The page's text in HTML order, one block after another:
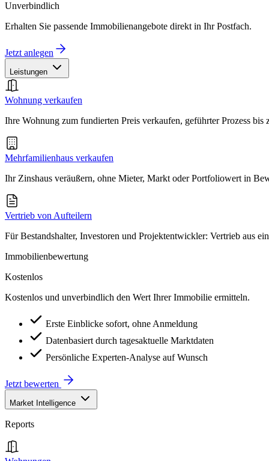
Unverbindlich
Erhalten Sie passende Immobilienangebote direkt in Ihr Postfach.
Jetzt anlegen
Leistungen
Wohnung verkaufen
Ihre Wohnung zum fundierten Preis verkaufen, geführter Prozess bis
Mehrfamilienhaus verkaufen
Ihr Zinshaus veräußern, ohne Mieter, Markt oder Portfoliowert in
Vertrieb von Aufteilern
Für Bestandshalter, Investoren und Projektentwickler: Vertrieb aus
Immobilienbewertung
Kostenlos
Kostenlos und unverbindlich den Wert Ihrer Immobilie ermitteln.
Erste Einblicke sofort, ohne Anmeldung
Datenbasiert durch tagesaktuelle Marktdaten
Persönliche Experten-Analyse auf Wunsch
Jetzt bewerten
Market Intelligence
Reports